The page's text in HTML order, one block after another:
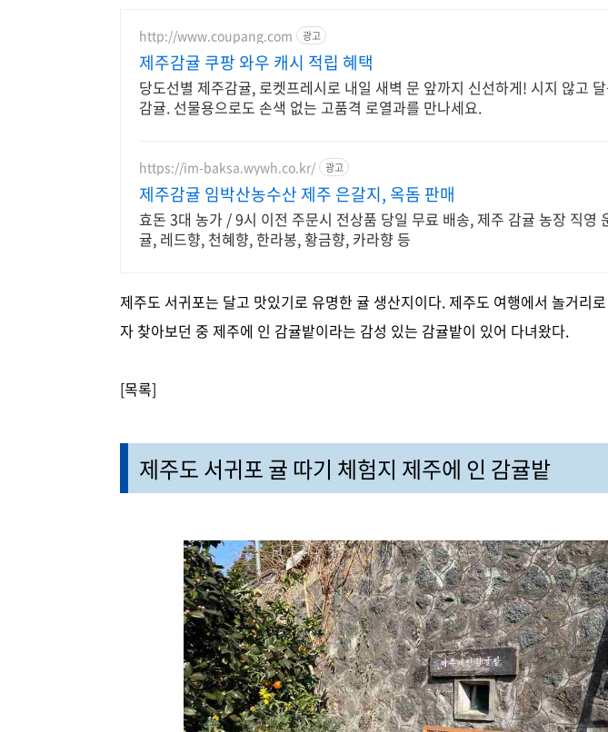
http://www.coupang.com 광고
제주감귤 쿠팡 와우 캐시 적립 혜택
당도선별 제주감귤, 로켓프레시로 내일 새벽 문 앞까지 신선하게! 시지 않고
감귤. 선물용으로도 손색 없는 고품격 로열과를 만나세요.
https://im-baksa.wywh.co.kr/ 광고
제주감귤 임박산농수산 제주 은갈지, 옥돔 판매
효돈 3대 농가 / 9시 이전 주문시 전상품 당일 무료 배송, 제주 감귤 농장 직영
귤, 레드향, 천혜향, 한라봉, 황금향, 카라향 등
제주도 서귀포는 달고 맛있기로 유명한 귤 생산지이다. 제주도 여행에서 놀거리
자 찾아보던 중 제주에 인 감귤밭이라는 감성 있는 감귤밭이 있어 다녀왔다.
[목록]
제주도 서귀포 귤 따기 체험지 제주에 인 감귤밭